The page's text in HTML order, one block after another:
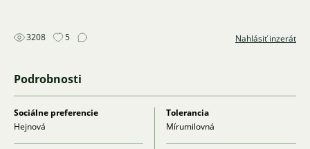
3208 5 Nahlásiť inzerát
Podrobnosti
Sociálne preferencie
Hejnová
Tolerancia
Mírumilovná